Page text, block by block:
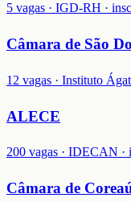
5 vagas · IGD-RH ·
Câmara de São
12 vagas · Instituto
ALECE
200 vagas · IDECAN ·
Câmara de